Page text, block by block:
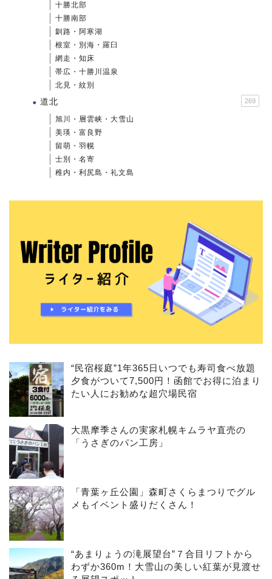
十勝北部
十勝南部
釧路・阿寒湖
根室・別海・羅臼
網走・知床
帯広・十勝川温泉
北見・紋別
道北 269
旭川・層雲峡・大雪山
美瑛・富良野
留萌・羽幌
士別・名寄
稚内・利尻島・礼文島
“民宿桜庭”1年365日いつでも寿司食べ放題
夕食がついて7,500円！函館でお得に泊まり
たい人にお勧めな超穴場民宿
大黒摩季さんの実家札幌キムラヤ直売の
「うさぎのパン工房」
「青葉ヶ丘公園」森町さくらまつりでグル
メもイベント盛りだくさん！
“あまりょうの滝展望台”７合目リフトから
わずか360m！大雪山の美しい紅葉が見渡せ